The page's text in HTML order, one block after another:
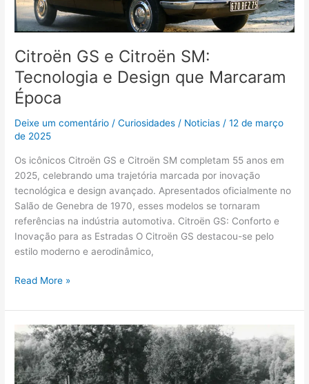
Citroën GS e Citroën SM:
Tecnologia e Design que Marcaram
Época
Deixe um comentário /Curiosidades / Noticias /12 de março
de 2025
Os icônicos Citroën GS e Citroën SM completam 55 anos em
2025, celebrando uma trajetória marcada por inovação
tecnológica e design avançado. Apresentados oficialmente no
Salão de Genebra de 1970, esses modelos se tornaram
referências na indústria automotiva. Citroën GS: Conforto e
Inovação para as Estradas O Citroën GS destacou-se pelo
estilo moderno e aerodinâmico,
Read More »
Peugeot
402:
ícone
do